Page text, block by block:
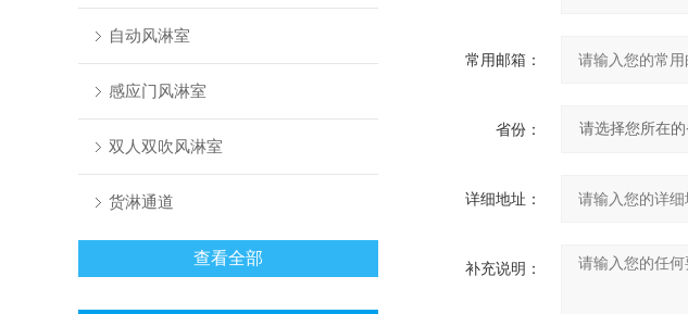
自动风淋室
感应门风淋室
双人双吹风淋室
货淋通道
查看全部
常用邮箱：
省份：
详细地址：
补充说明：